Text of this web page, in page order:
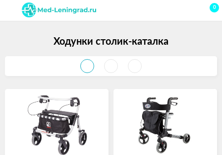
0
Ходунки столик-каталка